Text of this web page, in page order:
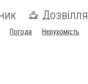
Дозвілля
Погода Нерухомість